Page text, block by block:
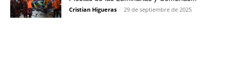
Cristian Higueras - 29 de septiembre de 2025